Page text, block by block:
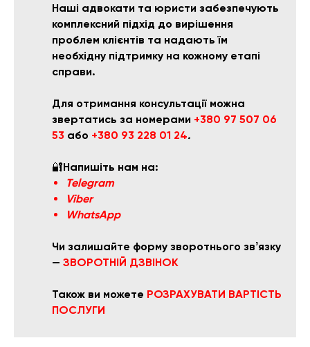
Наші адвокати та юристи забезпечують
комплексний підхід до вирішення
проблем клієнтів та надають їм
необхідну підтримку на кожному етапі
справи.
Для отримання консультації можна
звертатись за номерами +380 97 507 06
53 або +380 93 228 01 24.
🔐Напишіть нам на:
Telegram
Viber
WhatsApp
Чи залишайте форму зворотнього звʼязку
— ЗВОРОТНІЙ ДЗВІНОК
Також ви можете РОЗРАХУВАТИ ВАРТІСТЬ
ПОСЛУГИ